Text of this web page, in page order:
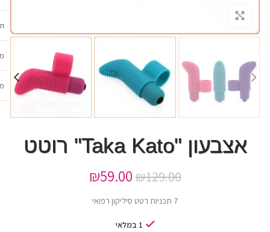
אצבעון "Taka Kato" רוטט
₪129.00
₪59.00
7 תכניות רטט סיליקון רפואי
1 במלאי